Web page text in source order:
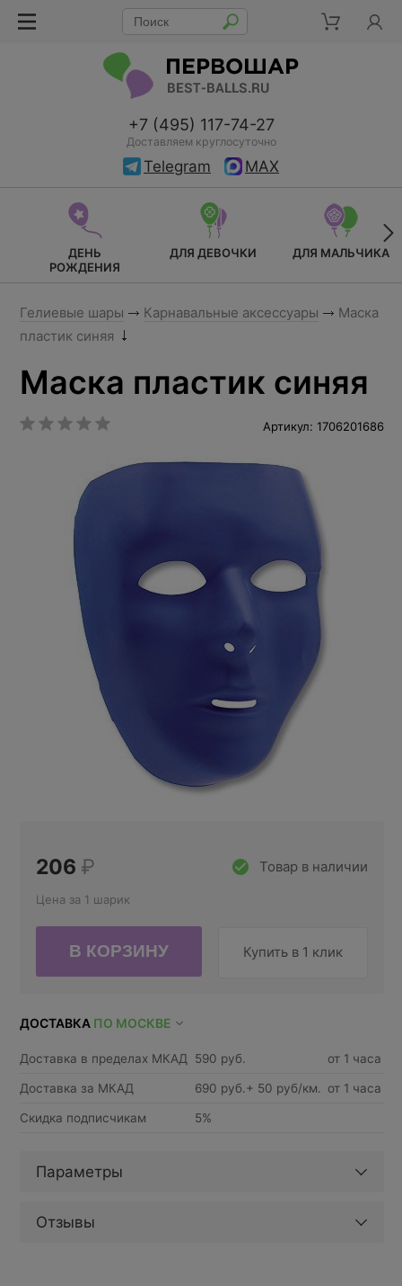
+7 (495) 117-74-27
Доставляем круглосуточно
Telegram MAX
ДЕНЬ
РОЖДЕНИЯ
ДЛЯ ДЕВОЧКИ ДЛЯ МАЛЬЧИКА
Гелиевые шары Карнавальные аксессуары
Маска
пластик синяя
Маска пластик синяя
Артикул: 1706201686
Товар в наличии
206 ₽
Цена за 1 шарик
Купить в 1 клик
ДОСТАВКА ПО МОСКВЕ
Доставка в пределах МКАД 590 руб. от 1 часа
Доставка за МКАД 690 руб.+ 50 руб/км. от 1 часа
Скидка подписчикам 5%
Параметры
Отзывы